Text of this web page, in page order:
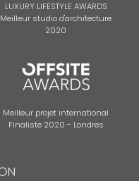
LUXURY LIFESTYLE AWARDS
Meilleur studio d'architecture
2020
Meilleur projet international
Finaliste 2020 - Londres